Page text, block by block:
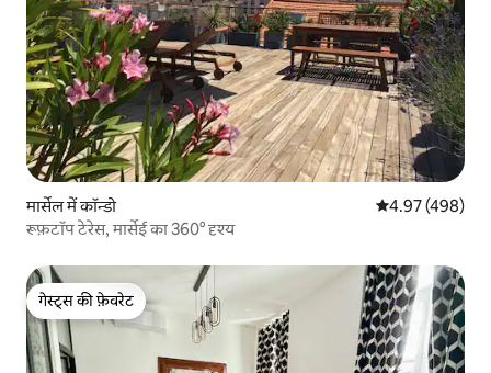
मार्सेल में कॉन्डो औसत रेटिंग 5 में से
4.97 (498)
रूफ़टॉप टेरेस, मार्सेई का 360° दृश्य
गेस्ट्स की फ़ेवरेट
गेस्ट्स की फ़ेवरेट